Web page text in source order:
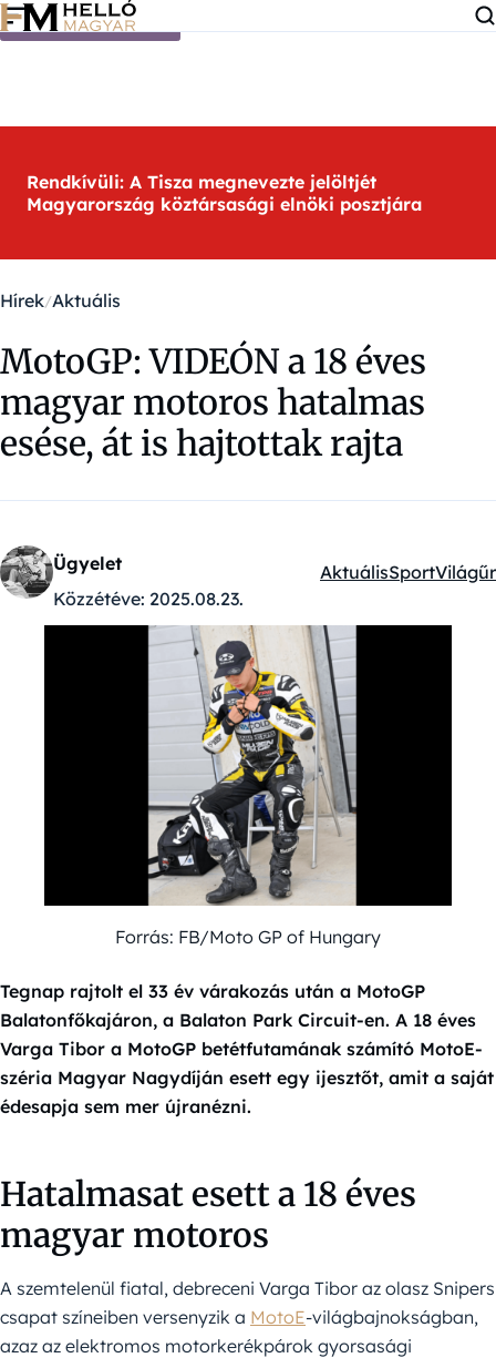
Ugrás a tartalomra
Rendkívüli: A Tisza megnevezte jelöltjét
Magyarország köztársasági elnöki posztjára
Hírek Aktuális
MotoGP: VIDEÓN a 18 éves
magyar motoros hatalmas
esése, át is hajtottak rajta
Ügyelet
Közzétéve: 2025.08.23.
Kategóriák:
AktuálisSportVilágűr
Forrás: FB/Moto GP of Hungary
Tegnap rajtolt el 33 év várakozás után a MotoGP
Balatonfőkajáron, a Balaton Park Circuit-en. A 18 éves
Varga Tibor a MotoGP betétfutamának számító MotoE-
széria Magyar Nagydíján esett egy ijesztőt, amit a saját
édesapja sem mer újranézni.
Hatalmasat esett a 18 éves
magyar motoros
A szemtelenül fiatal, debreceni Varga Tibor az olasz Snipers
csapat színeiben versenyzik a MotoE-világbajnokságban,
azaz az elektromos motorkerékpárok gyorsasági